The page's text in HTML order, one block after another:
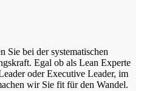
Sie bei der systematischen
Egal ob als Lean Experte
oder Executive Leader, im
wir Sie fit für den Wandel.